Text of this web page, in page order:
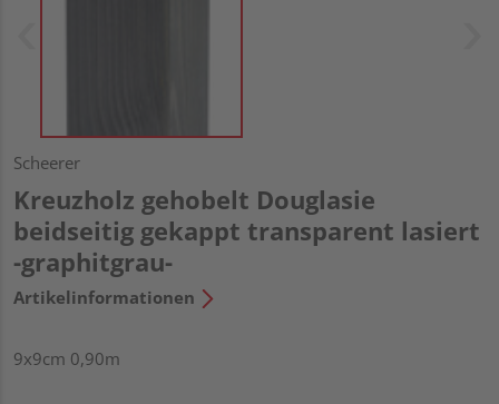
Scheerer
Kreuzholz gehobelt Douglasie
beidseitig gekappt transparent lasiert
-graphitgrau-
Artikelinformationen
9x9cm 0,90m